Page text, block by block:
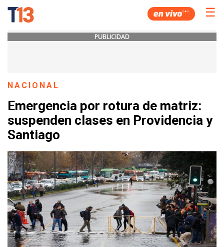
☰
PUBLICIDAD
NACIONAL
Emergencia por rotura de matriz:
suspenden clases en Providencia y
Santiago